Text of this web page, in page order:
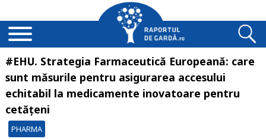
#EHU. Strategia Farmaceutică Europeană: care
sunt măsurile pentru asigurarea accesului
echitabil la medicamente inovatoare pentru
cetățeni
PHARMA